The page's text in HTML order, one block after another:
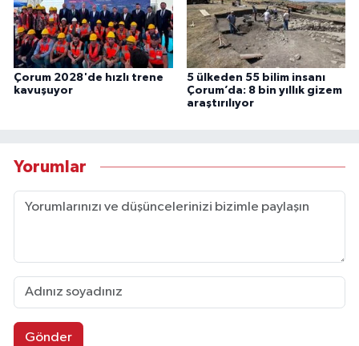
Çorum 2028'de hızlı trene
kavuşuyor
5 ülkeden 55 bilim insanı
Çorum’da: 8 bin yıllık gizem
araştırılıyor
Yorumlar
Gönder